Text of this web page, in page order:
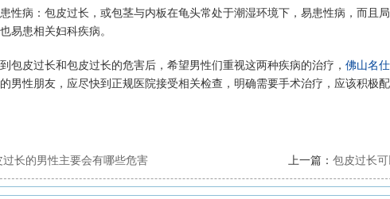
病：包皮过长，或包茎与内板在龟头常处于潮湿环境下，易患性病，而且
易患相关妇科疾病。
皮过长和包皮过长的危害后，希望男性们重视这两种疾病的治疗， 佛山名
男性朋友，应尽快到正规医院接受相关检查，明确需要手术治疗，应该积极
上一篇： 包皮过长
过长的男性主要会有哪些危害